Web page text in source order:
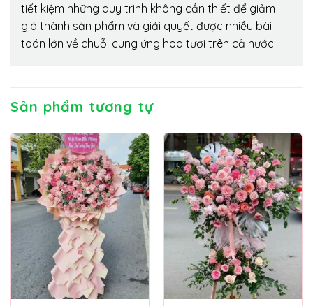
tiết kiệm những quy trình không cần thiết để giảm
giá thành sản phẩm và giải quyết được nhiều bài
toán lớn về chuỗi cung ứng hoa tươi trên cả nước.
Sản phẩm tương tự